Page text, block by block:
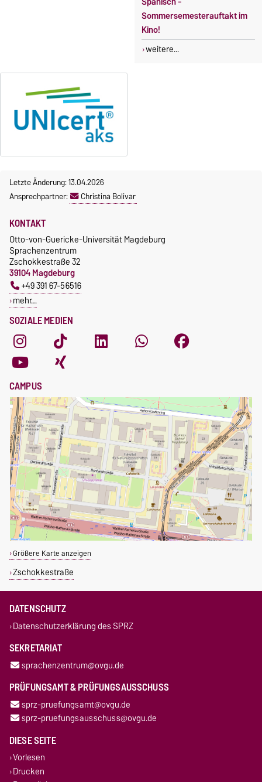
Sommersemesterauftakt im
Kino!
weitere...
Letzte Änderung: 13.04.2026
Ansprechpartner:
Christina Bolivar
SOZIALE MEDIEN
KONTAKT
Otto-von-Guericke-Universität Magdeburg
Sprachenzentrum
Zschokkestraße 32
39104 Magdeburg
+49 391 67-56516
mehr…
CAMPUS
Größere Karte anzeigen
Zschokkestraße
DATENSCHUTZ
Datenschutzerklärung des SPRZ
SEKRETARIAT
sprachenzentrum@ovgu.de
PRÜFUNGSAMT & PRÜFUNGSAUSSCHUSS
sprz-pruefungsamt@ovgu.de
sprz-pruefungsausschuss@ovgu.de
DIESE SEITE
Vorlesen
Drucken